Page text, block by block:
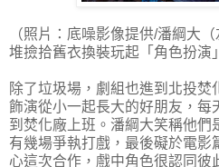
（照片：底噪影像提供/潘綱大
堆撿拾舊衣換裝玩起「角色扮演
除了垃圾場，劇組也進到北投焚
飾演從小一起長大的好朋友，每
到焚化廠上班。潘綱大笑稱他們
有幾場爭執打戲，最後礙於電影
心這次合作，戲中角色很認同彼